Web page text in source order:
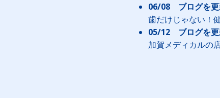
06/08 ブログを更
歯だけじゃない！
05/12 ブログを更
加賀メディカルの